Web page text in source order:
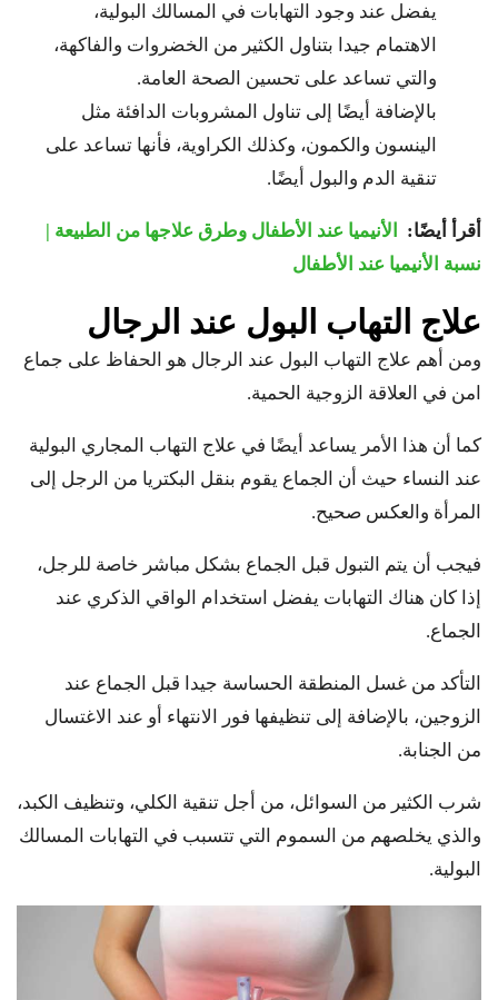
يفضل عند وجود التهابات في المسالك البولية،
الاهتمام جيدا بتناول الكثير من الخضروات والفاكهة،
والتي تساعد على تحسين الصحة العامة.
بالإضافة أيضًا إلى تناول المشروبات الدافئة مثل
الينسون والكمون، وكذلك الكراوية، فأنها تساعد على
تنقية الدم والبول أيضًا.
أقرأ أيضًا:
الأنيميا عند الأطفال وطرق علاجها من الطبيعة |
نسبة الأنيميا عند الأطفال
علاج التهاب البول عند الرجال
ومن أهم علاج التهاب البول عند الرجال هو الحفاظ على جماع
امن في العلاقة الزوجية الحمية.
كما أن هذا الأمر يساعد أيضًا في علاج التهاب المجاري البولية
عند النساء حيث أن الجماع يقوم بنقل البكتريا من الرجل إلى
المرأة والعكس صحيح.
فيجب أن يتم التبول قبل الجماع بشكل مباشر خاصة للرجل،
إذا كان هناك التهابات يفضل استخدام الواقي الذكري عند
الجماع.
التأكد من غسل المنطقة الحساسة جيدا قبل الجماع عند
الزوجين، بالإضافة إلى تنظيفها فور الانتهاء أو عند الاغتسال
من الجنابة.
شرب الكثير من السوائل، من أجل تنقية الكلي، وتنظيف الكبد،
والذي يخلصهم من السموم التي تتسبب في التهابات المسالك
البولية.